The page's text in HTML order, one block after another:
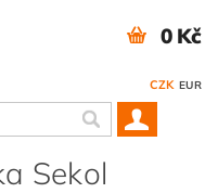
CZK EUR
0 Kč
Sekol